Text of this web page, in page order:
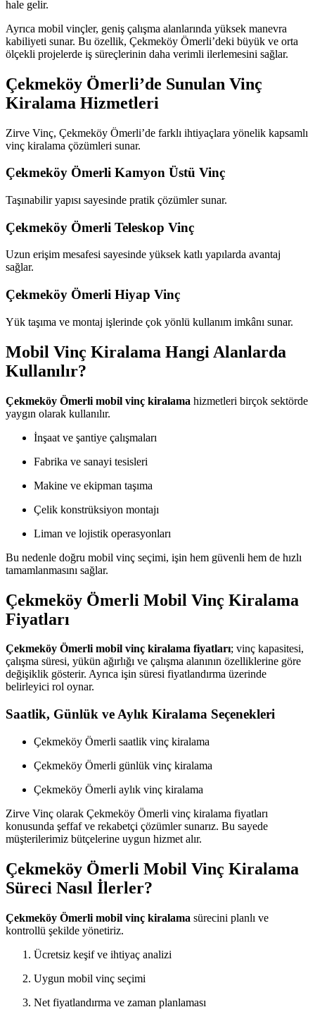
hale gelir.
Ayrıca mobil vinçler, geniş çalışma alanlarında yüksek manevra
kabiliyeti sunar. Bu özellik, Çekmeköy Ömerli’deki büyük ve orta
ölçekli projelerde iş süreçlerinin daha verimli ilerlemesini sağlar.
Çekmeköy Ömerli’de Sunulan Vinç
Kiralama Hizmetleri
Zirve Vinç, Çekmeköy Ömerli’de farklı ihtiyaçlara yönelik kapsamlı
vinç kiralama çözümleri sunar.
Çekmeköy Ömerli Kamyon Üstü Vinç
Taşınabilir yapısı sayesinde pratik çözümler sunar.
Çekmeköy Ömerli Teleskop Vinç
Uzun erişim mesafesi sayesinde yüksek katlı yapılarda avantaj
sağlar.
Çekmeköy Ömerli Hiyap Vinç
Yük taşıma ve montaj işlerinde çok yönlü kullanım imkânı sunar.
Mobil Vinç Kiralama Hangi Alanlarda
Kullanılır?
Çekmeköy Ömerli mobil vinç kiralama hizmetleri birçok sektörde
yaygın olarak kullanılır.
İnşaat ve şantiye çalışmaları
Fabrika ve sanayi tesisleri
Makine ve ekipman taşıma
Çelik konstrüksiyon montajı
Liman ve lojistik operasyonları
Bu nedenle doğru mobil vinç seçimi, işin hem güvenli hem de hızlı
tamamlanmasını sağlar.
Çekmeköy Ömerli Mobil Vinç Kiralama
Fiyatları
Çekmeköy Ömerli mobil vinç kiralama fiyatları; vinç kapasitesi,
çalışma süresi, yükün ağırlığı ve çalışma alanının özelliklerine göre
değişiklik gösterir. Ayrıca işin süresi fiyatlandırma üzerinde
belirleyici rol oynar.
Saatlik, Günlük ve Aylık Kiralama Seçenekleri
Çekmeköy Ömerli saatlik vinç kiralama
Çekmeköy Ömerli günlük vinç kiralama
Çekmeköy Ömerli aylık vinç kiralama
Zirve Vinç olarak Çekmeköy Ömerli vinç kiralama fiyatları
konusunda şeffaf ve rekabetçi çözümler sunarız. Bu sayede
müşterilerimiz bütçelerine uygun hizmet alır.
Çekmeköy Ömerli Mobil Vinç Kiralama
Süreci Nasıl İlerler?
Çekmeköy Ömerli mobil vinç kiralama sürecini planlı ve
kontrollü şekilde yönetiriz.
Ücretsiz keşif ve ihtiyaç analizi
Uygun mobil vinç seçimi
Net fiyatlandırma ve zaman planlaması